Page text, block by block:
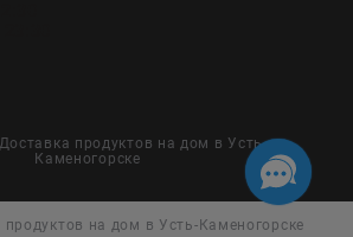
продуктов на дом в Усть-
Каменогорске
на дом в Усть-Каменогорске